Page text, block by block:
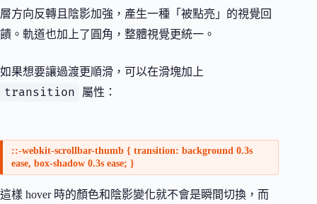
層方向反轉且陰影加強，產生一種「被點亮」的視覺回
饋。軌道也加上了圓角，整體視覺更統一。
如果想要讓過渡更順滑，可以在滑塊加上
transition 屬性：
::-webkit-scrollbar-thumb { transition: background 0.3s
ease, box-shadow 0.3s ease; }
這樣 hover 時的顏色和陰影變化就不會是瞬間切換，而